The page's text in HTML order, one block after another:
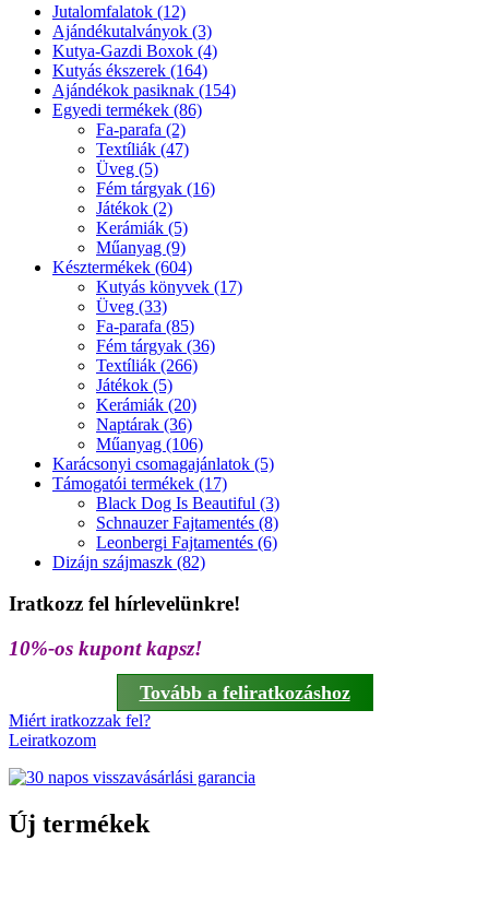
Jutalomfalatok (12)
Ajándékutalványok (3)
Kutya-Gazdi Boxok (4)
Kutyás ékszerek (164)
Ajándékok pasiknak (154)
Egyedi termékek (86)
Fa-parafa (2)
Textíliák (47)
Üveg (5)
Fém tárgyak (16)
Játékok (2)
Kerámiák (5)
Műanyag (9)
Késztermékek (604)
Kutyás könyvek (17)
Üveg (33)
Fa-parafa (85)
Fém tárgyak (36)
Textíliák (266)
Játékok (5)
Kerámiák (20)
Naptárak (36)
Műanyag (106)
Karácsonyi csomagajánlatok (5)
Támogatói termékek (17)
Black Dog Is Beautiful (3)
Schnauzer Fajtamentés (8)
Leonbergi Fajtamentés (6)
Dizájn szájmaszk (82)
Iratkozz fel hírlevelünkre!
10%-os kupont kapsz!
Tovább a feliratkozáshoz
Miért iratkozzak fel?
Leiratkozom
Új termékek